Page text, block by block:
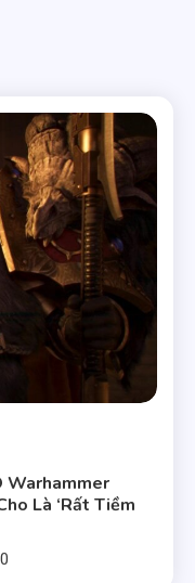
Warhammer
Là ‘Rất Tiềm
0